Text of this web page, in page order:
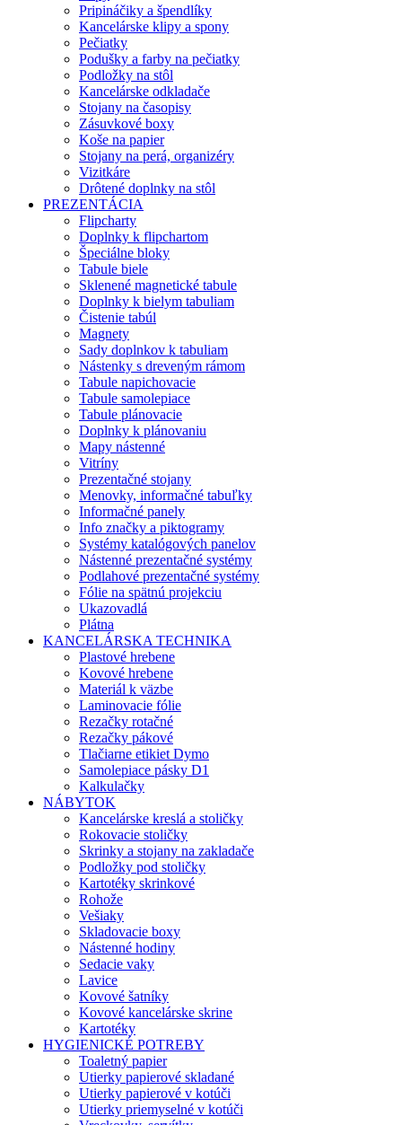
Pripináčiky a špendlíky
Kancelárske klipy a spony
Pečiatky
Podušky a farby na pečiatky
Podložky na stôl
Kancelárske odkladače
Stojany na časopisy
Zásuvkové boxy
Koše na papier
Stojany na perá, organizéry
Vizitkáre
Drôtené doplnky na stôl
PREZENTÁCIA
Flipcharty
Doplnky k flipchartom
Špeciálne bloky
Tabule biele
Sklenené magnetické tabule
Doplnky k bielym tabuliam
Čistenie tabúl
Magnety
Sady doplnkov k tabuliam
Nástenky s dreveným rámom
Tabule napichovacie
Tabule samolepiace
Tabule plánovacie
Doplnky k plánovaniu
Mapy nástenné
Vitríny
Prezentačné stojany
Menovky, informačné tabuľky
Informačné panely
Info značky a piktogramy
Systémy katalógových panelov
Nástenné prezentačné systémy
Podlahové prezentačné systémy
Fólie na spätnú projekciu
Ukazovadlá
Plátna
KANCELÁRSKA TECHNIKA
Plastové hrebene
Kovové hrebene
Materiál k väzbe
Laminovacie fólie
Rezačky rotačné
Rezačky pákové
Tlačiarne etikiet Dymo
Samolepiace pásky D1
Kalkulačky
NÁBYTOK
Kancelárske kreslá a stoličky
Rokovacie stoličky
Skrinky a stojany na zakladače
Podložky pod stoličky
Kartotéky skrinkové
Rohože
Vešiaky
Skladovacie boxy
Nástenné hodiny
Sedacie vaky
Lavice
Kovové šatníky
Kovové kancelárske skrine
Kartotéky
HYGIENICKÉ POTREBY
Toaletný papier
Utierky papierové skladané
Utierky papierové v kotúči
Utierky priemyselné v kotúči